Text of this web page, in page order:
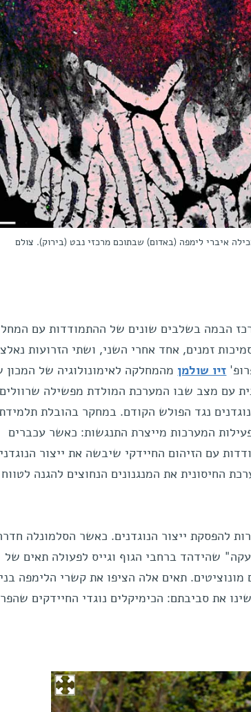
איברי לימפה (באדום) שבתוכם מרכזי נבט (בירוק). צולם
הבמה בשלבים שונים של ההתמודדות עם
זמנים, אחד אחרי השני, ושתי הזרועות
זיו שולמן מהמחלקה לאימונולוגיה של
עם מצב שבו המערכת המולדת מפשילה
נגד הפולש הקודם. במחקר בהובלת
המערכות מייצרת התנגשות: כאשר עכברים
עם הזיהום החיידקי שיבשה את ייצור
החיסונית את המנגנונים הנחוצים להגנה
להפסקת ייצור הנוגדנים. כאשר הסלמונלה
שהידהד ברחבי הגוף וגייס לפעולה תאים של
תאים אלה הציפו את קשרי הלימפה
את סביבתם: הכימיקלים נוגדי החיידקים